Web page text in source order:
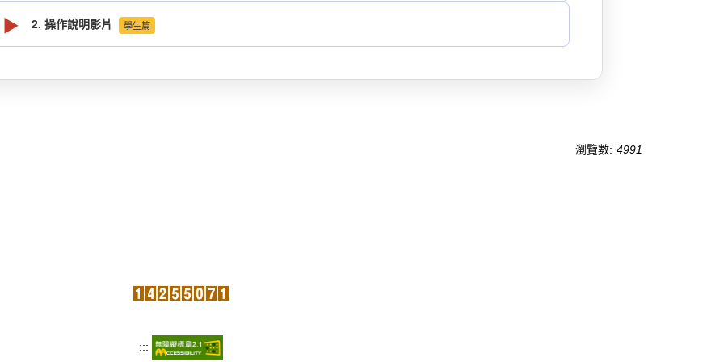
▶ 2. 操作說明影片 學生篇
瀏覽數: 4991
:::